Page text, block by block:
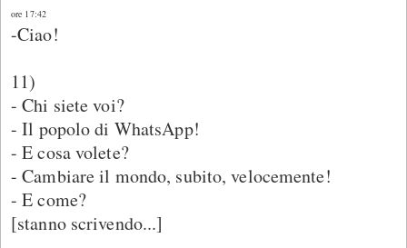
ore 17:42
-Ciao!
11)
- Chi siete voi?
- Il popolo di WhatsApp!
- E cosa volete?
- Cambiare il mondo, subito, velocemente!
- E come?
[stanno scrivendo...]